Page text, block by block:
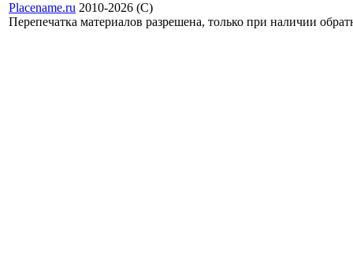
Placename.ru 2010-2026 (С)
Перепечатка материалов разрешена, только при наличии